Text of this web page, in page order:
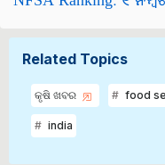
Related Topics
କୃଷି ଖବର food
india